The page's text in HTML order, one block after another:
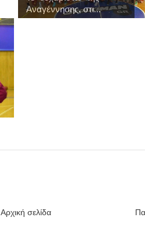
Αναγέννησης, στι...
Αρχική σελίδα